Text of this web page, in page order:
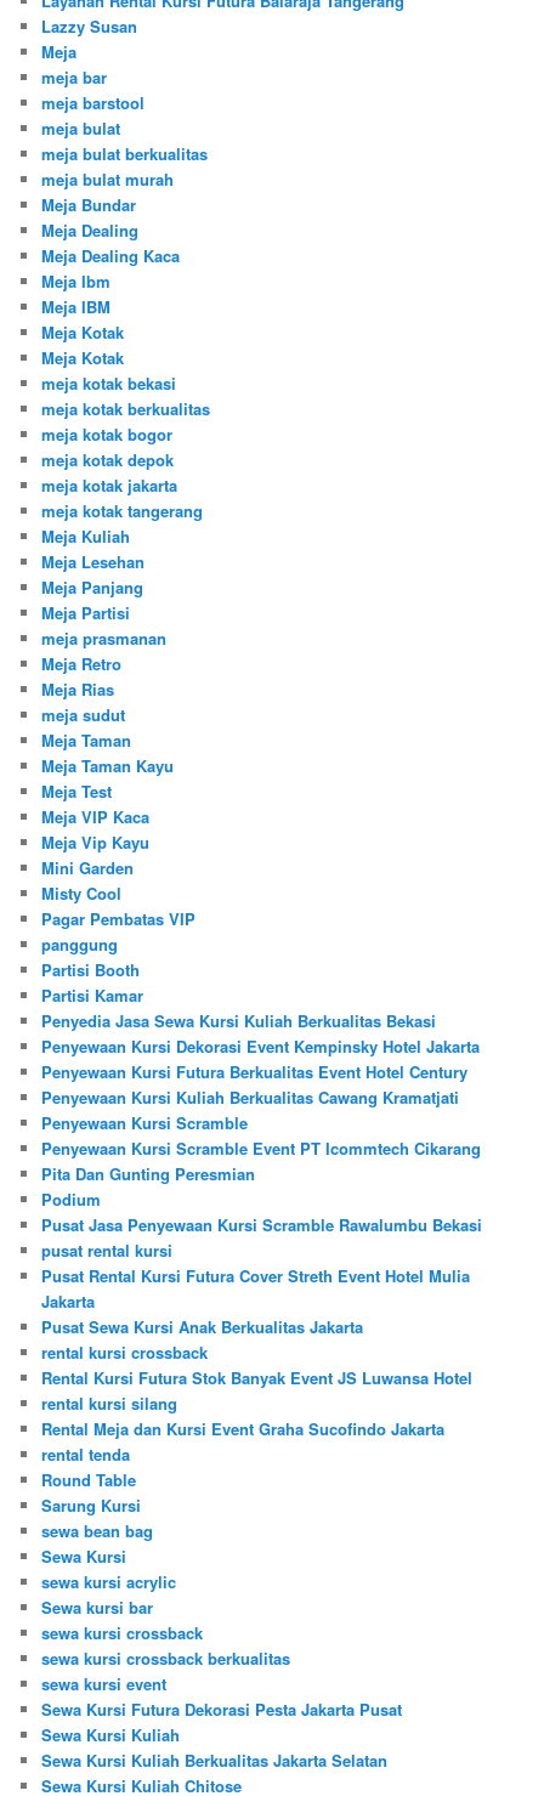
Lazzy Susan
Meja
meja bar
meja barstool
meja bulat
meja bulat berkualitas
meja bulat murah
Meja Bundar
Meja Dealing
Meja Dealing Kaca
Meja Ibm
Meja IBM
Meja Kotak
Meja Kotak
meja kotak bekasi
meja kotak berkualitas
meja kotak bogor
meja kotak depok
meja kotak jakarta
meja kotak tangerang
Meja Kuliah
Meja Lesehan
Meja Panjang
Meja Partisi
meja prasmanan
Meja Retro
Meja Rias
meja sudut
Meja Taman
Meja Taman Kayu
Meja Test
Meja VIP Kaca
Meja Vip Kayu
Mini Garden
Misty Cool
Pagar Pembatas VIP
panggung
Partisi Booth
Partisi Kamar
Penyedia Jasa Sewa Kursi Kuliah Berkualitas Bekasi
Penyewaan Kursi Dekorasi Event Kempinsky Hotel Jakarta
Penyewaan Kursi Futura Berkualitas Event Hotel Century
Penyewaan Kursi Kuliah Berkualitas Cawang Kramatjati
Penyewaan Kursi Scramble
Penyewaan Kursi Scramble Event PT Icommtech Cikarang
Pita Dan Gunting Peresmian
Podium
Pusat Jasa Penyewaan Kursi Scramble Rawalumbu Bekasi
pusat rental kursi
Pusat Rental Kursi Futura Cover Streth Event Hotel Mulia
Jakarta
Pusat Sewa Kursi Anak Berkualitas Jakarta
rental kursi crossback
Rental Kursi Futura Stok Banyak Event JS Luwansa Hotel
rental kursi silang
Rental Meja dan Kursi Event Graha Sucofindo Jakarta
rental tenda
Round Table
Sarung Kursi
sewa bean bag
Sewa Kursi
sewa kursi acrylic
Sewa kursi bar
sewa kursi crossback
sewa kursi crossback berkualitas
sewa kursi event
Sewa Kursi Futura Dekorasi Pesta Jakarta Pusat
Sewa Kursi Kuliah
Sewa Kursi Kuliah Berkualitas Jakarta Selatan
Sewa Kursi Kuliah Chitose